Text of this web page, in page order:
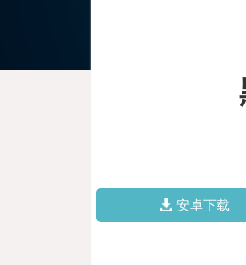
安卓下载